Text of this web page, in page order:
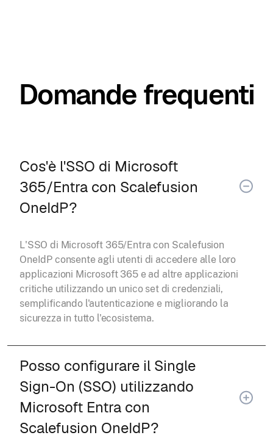
Domande frequenti
Cos'è l'SSO di Microsoft
365/Entra con Scalefusion
OneIdP?
L'SSO di Microsoft 365/Entra con Scalefusion
OneIdP consente agli utenti di accedere alle loro
applicazioni Microsoft 365 e ad altre applicazioni
critiche utilizzando un unico set di credenziali,
semplificando l'autenticazione e migliorando la
sicurezza in tutto l'ecosistema.
Posso configurare il Single
Sign-On (SSO) utilizzando
Microsoft Entra con
Scalefusion OneIdP?